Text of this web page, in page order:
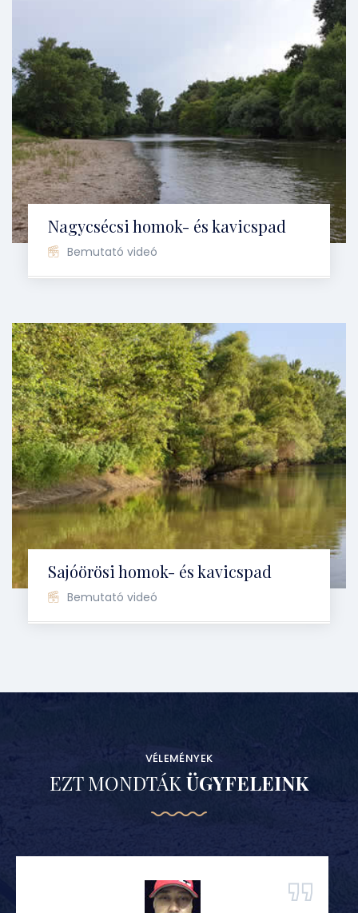
Nagycsécsi homok- és kavicspad
Bemutató videó
Sajóörösi homok- és kavicspad
Bemutató videó
VÉLEMÉNYEK
EZT MONDTÁK ÜGYFELEINK